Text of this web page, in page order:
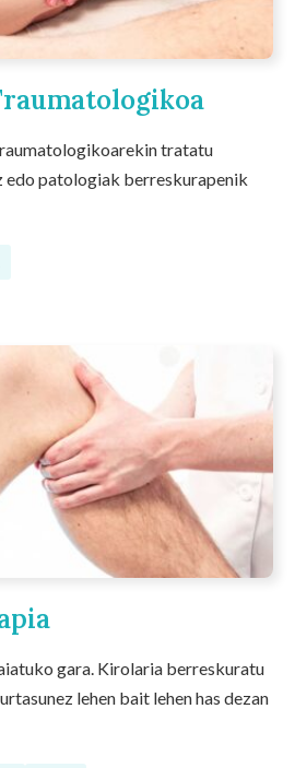
tratatu
edo patologiak berreskurapenik
gara. Kirolaria berreskuratu
lehen bait lehen has dezan